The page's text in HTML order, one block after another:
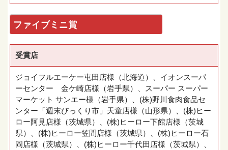
ファイブミニ賞
受賞店
ジョイフルエーケー屯田店様（北海道）、イオンスーパ
ーセンター 金ケ崎店様（岩手県）、スーパー スーパー
マーケット サンエー様（岩手県）、(株)野川食肉食品セ
ンター「週末びっくり市」天童店様（山形県）、(株)ヒー
ロー阿見店様（茨城県）、(株)ヒーロー下館店様（茨城
県）、(株)ヒーロー笠間店様（茨城県）、(株)ヒーロー石
岡店様（茨城県）、(株)ヒーロー千代田店様（茨城県）、